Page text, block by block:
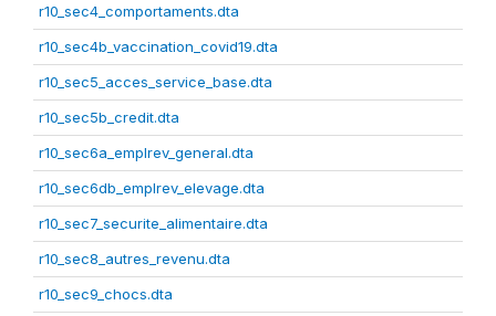
r10_sec4_comportaments.dta
r10_sec4b_vaccination_covid19.dta
r10_sec5_acces_service_base.dta
r10_sec5b_credit.dta
r10_sec6a_emplrev_general.dta
r10_sec6db_emplrev_elevage.dta
r10_sec7_securite_alimentaire.dta
r10_sec8_autres_revenu.dta
r10_sec9_chocs.dta